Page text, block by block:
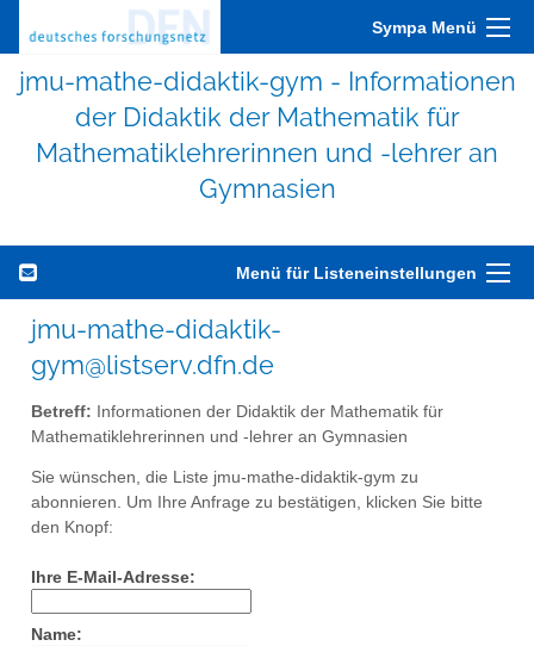
Sympa Menü
jmu-mathe-didaktik-gym - Informationen
der Didaktik der Mathematik für
Mathematiklehrerinnen und -lehrer an
Gymnasien
Menü für Listeneinstellungen
jmu-mathe-didaktik-
gym@listserv.dfn.de
Betreff: Informationen der Didaktik der Mathematik für
Mathematiklehrerinnen und -lehrer an Gymnasien
Sie wünschen, die Liste jmu-mathe-didaktik-gym zu
abonnieren. Um Ihre Anfrage zu bestätigen, klicken Sie bitte
den Knopf:
Ihre E-Mail-Adresse:
Name: